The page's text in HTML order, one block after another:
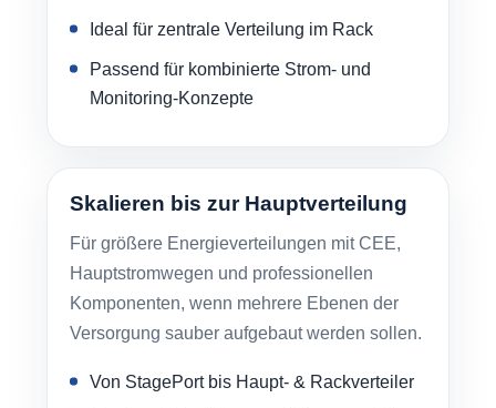
Ideal für zentrale Verteilung im Rack
Passend für kombinierte Strom- und
Monitoring-Konzepte
Skalieren bis zur Hauptverteilung
Für größere Energieverteilungen mit CEE,
Hauptstromwegen und professionellen
Komponenten, wenn mehrere Ebenen der
Versorgung sauber aufgebaut werden sollen.
Von StagePort bis Haupt- & Rackverteiler